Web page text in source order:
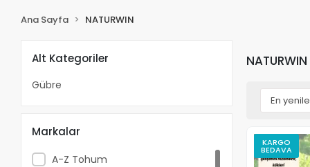
Ana Sayfa NATURWIN
Alt Kategoriler
Gübre
Markalar
A-Z Tohum
NATURWIN
KARGO
BEDAVA